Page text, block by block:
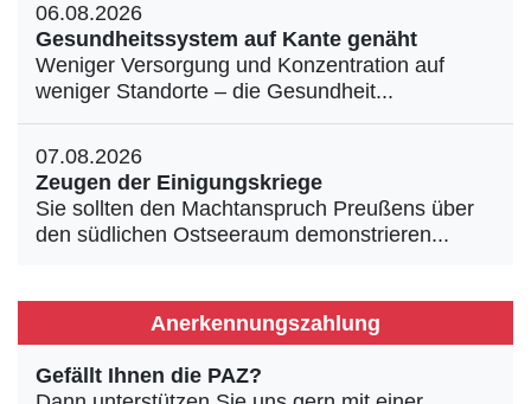
06.08.2026
Gesundheitssystem auf Kante genäht
Weniger Versorgung und Konzentration auf
weniger Standorte – die Gesundheit...
07.08.2026
Zeugen der Einigungskriege
Sie sollten den Machtanspruch Preußens über
den südlichen Ostseeraum demonstrieren...
Anerkennungszahlung
Gefällt Ihnen die PAZ?